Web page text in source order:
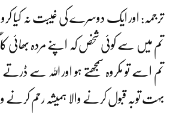
ترجمہ: اور ایک دوسرے کی غیبت نہ کیا کرو۔
تم میں سے کوئی شخص کہ اپنے مردہ بھائی
تم اسے تو مکروہ سمجھتے ہو اور اللہ سے ڈرتے
بہت توبہ قبول کرنے والا ہمیشہ رحم کرنے